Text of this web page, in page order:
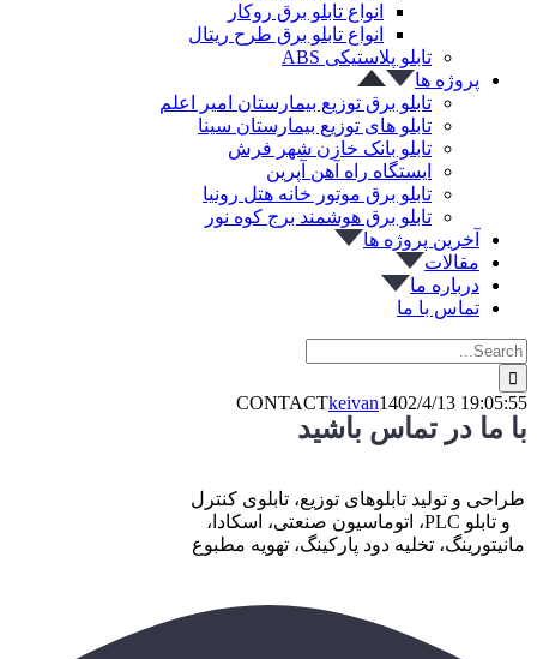
انواع تابلو برق روکار
انواع تابلو برق طرح ریتال
تابلو پلاستیکی ABS
پروژه ها
تابلو برق توزیع بیمارستان امیر اعلم
تابلو های توزیع بیمارستان سینا
تابلو بانک خازن شهر فرش
ایستگاه راه آهن آپرین
تابلو برق موتور خانه هتل رونیا
تابلو برق هوشمند برج کوه نور
آخرین پروژه ها
مقالات
درباره ما
تماس با ما
Search
for:
CONTACTkeivan1402/4/13 19:05:55
با ما در تماس باشید
طراحی و تولید تابلوهای توزیع، تابلوی کنترل
و تابلو PLC، اتوماسیون صنعتی، اسکادا،
مانیتورینگ، تخلیه دود پارکینگ، تهویه مطبوع